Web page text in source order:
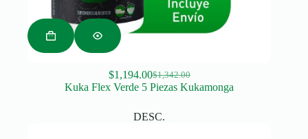
$1,342.00
Original
price
$1,342.00.
$1,194.00Current
price
$1,194.00.
Kuka Flex Verde 5 Piezas Kukamonga
DESC.